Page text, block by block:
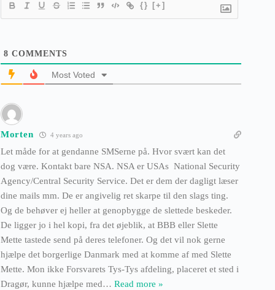
{} [+]
8 COMMENTS
Most Voted
Morten 4 years ago
Let måde for at gendanne SMSerne på. Hvor svært kan det
dog være. Kontakt bare NSA. NSA er USAs National Security
Agency/Central Security Service. Det er dem der dagligt læser
dine mails mm. De er angivelig ret skarpe til den slags ting.
Og de behøver ej heller at genopbygge de slettede beskeder.
De ligger jo i hel kopi, fra det øjeblik, at BBB eller Slette
Mette tastede send på deres telefoner. Og det vil nok gerne
hjælpe det borgerlige Danmark med at komme af med Slette
Mette. Mon ikke Forsvarets Tys-Tys afdeling, placeret et sted i
Dragør, kunne hjælpe med… Read more »